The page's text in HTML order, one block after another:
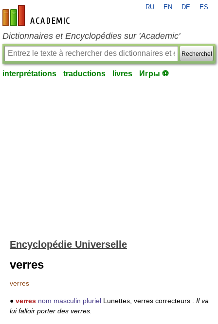
fr-academic.com
RU EN DE ES
Dictionnaires et Encyclopédies sur 'Academic'
Recherche!
interprétations traductions livres Игры ⚽
Encyclopédie Universelle
verres
verres
● verres nom masculin pluriel Lunettes, verres correcteurs : Il va
lui falloir porter des verres.